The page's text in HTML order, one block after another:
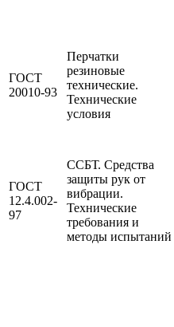
ГОСТ
20010-93
Перчатки
резиновые
технические.
Технические
условия
ГОСТ
12.4.002-
97
ССБТ. Средства
защиты рук от
вибрации.
Технические
требования и
методы испытаний